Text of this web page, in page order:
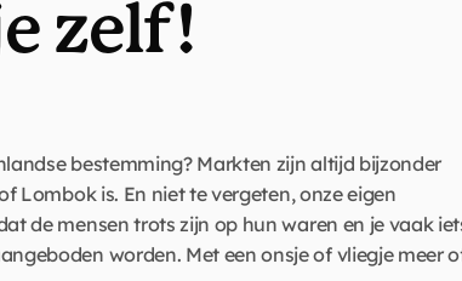
zelf!
bestemming? Markten zijn altijd bijzonder
Lombok is. En niet te vergeten, onze eigen
de mensen trots zijn op hun waren en je vaak
worden. Met een onsje of vliegje meer